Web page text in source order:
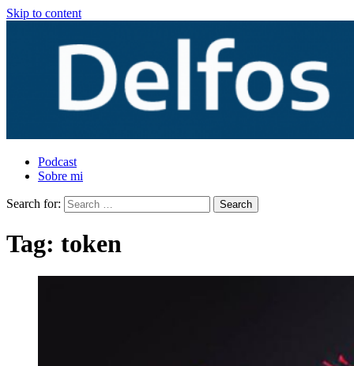
Skip to content
Podcast
Sobre mi
Search for:
Tag: token